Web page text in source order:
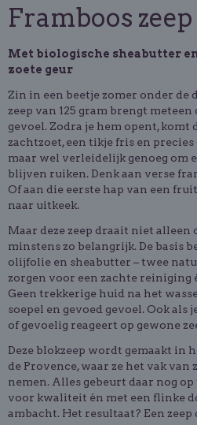
Framboos zeep
Met biologische sheabutter
zoete geur
Zin in een beetje zomer onder de
zeep van 125 gram brengt
gevoel. Zodra je hem opent, komt
zachtzoet, een tikje fris en
maar wel verleidelijk genoeg om
blijven ruiken. Denk aan verse
Of aan die eerste hap van een
naar uitkeek.
Maar deze zeep draait niet alleen
minstens zo belangrijk. De basis
olijfolie en sheabutter – twee
zorgen voor een zachte reiniging
Geen trekkerige huid na het
soepel en gevoed gevoel. Ook
of gevoelig reageert op gewone
Deze blokzeep wordt gemaakt in
de Provence, waar ze het vak van
nemen. Alles gebeurt daar nog
voor kwaliteit én met een flinke
ambacht. Het resultaat? Een